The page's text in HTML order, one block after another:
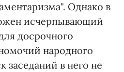
Однако в
исчерпывающий
досрочного
народного
заседаний в него не